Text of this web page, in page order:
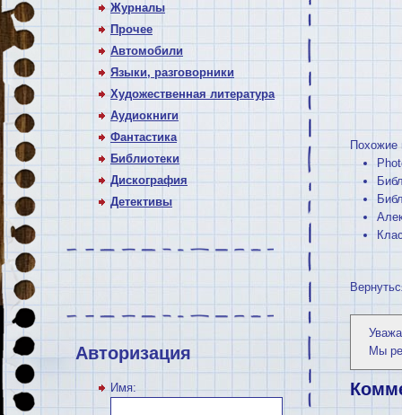
Журналы
Прочее
Автомобили
Языки, разговорники
Художественная литература
Аудиокниги
Фантастика
Библиотеки
Дискография
Детективы
Авторизация
Имя:
Похожие
Мы